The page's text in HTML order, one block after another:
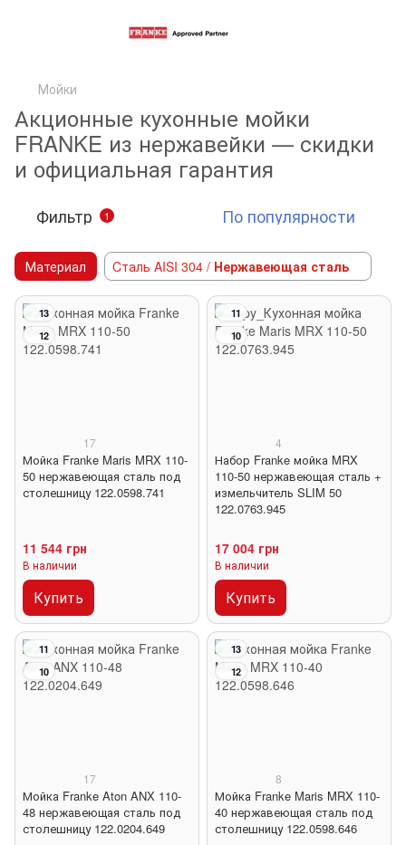
Мойки
Акционные кухонные мойки
FRANKE из нержавейки — скидки
и официальная гарантия
Фильтр 1 По популярности
Материал Cталь AISI 304 / Нержавеющая сталь
13
12
17
Мойка Franke Maris MRX 110-
50 нержавеющая сталь под
столешницу 122.0598.741
11 544 грн
В наличии
Купить
11
10
4
Набор Franke мойка MRX
110-50 нержавеющая сталь +
измельчитель SLIM 50
122.0763.945
17 004 грн
В наличии
Купить
11
10
17
Мойка Franke Aton ANX 110-
48 нержавеющая сталь под
столешницу 122.0204.649
13
12
8
Мойка Franke Maris MRX 110-
40 нержавеющая сталь под
столешницу 122.0598.646